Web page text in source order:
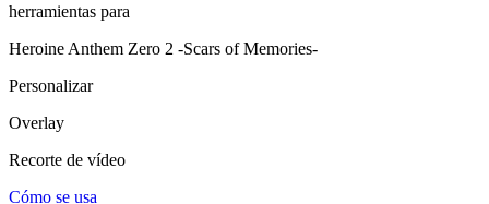
herramientas para
Heroine Anthem Zero 2 -Scars of Memories-
Personalizar
Overlay
Recorte de vídeo
Cómo se usa